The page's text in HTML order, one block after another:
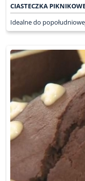
CIASTECZKA
Idealne do